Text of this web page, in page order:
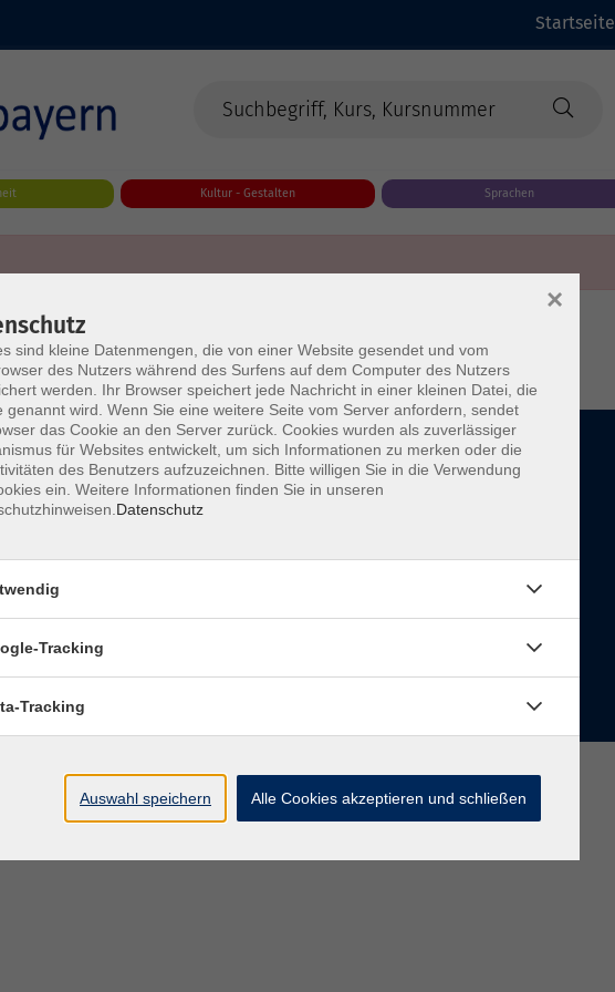
Startseite
Kultur - Gestalten Sprachen
Startseite
sind kleine Datenmengen, die von einer Website gesendet und vom
des Nutzers während des Surfens auf dem Computer des Nutzers
werden. Ihr Browser speichert jede Nachricht in einer kleinen Datei, die
genannt wird. Wenn Sie eine weitere Seite vom Server anfordern, sendet
das Cookie an den Server zurück. Cookies wurden als zuverlässiger
für Websites entwickelt, um sich Informationen zu merken oder die
des Benutzers aufzuzeichnen. Bitte willigen Sie in die Verwendung
ein. Weitere Informationen finden Sie in unseren
Datenschutz
×
Tracking
Tracking
Auswahl speichern Alle Cookies akzeptieren und schließen